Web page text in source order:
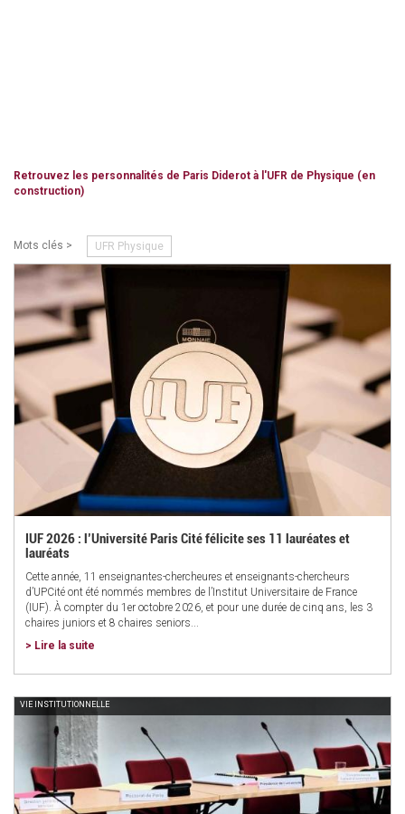
Retrouvez les personnalités de Paris Diderot à l'UFR de Physique (en
construction)
Mots clés > UFR Physique
IUF 2026 : l’Université Paris Cité félicite ses 11 lauréates et
lauréats
Cette année, 11 enseignantes-chercheures et enseignants-chercheurs
d’UPCité ont été nommés membres de l’Institut Universitaire de France
(IUF). À compter du 1er octobre 2026, et pour une durée de cinq ans, les 3
chaires juniors et 8 chaires seniors...
> Lire la suite
VIE INSTITUTIONNELLE